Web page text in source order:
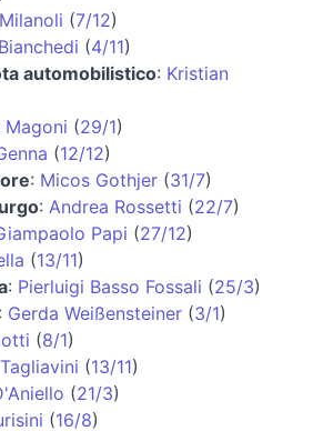
(7/12)
(4/11)
automobilistico: Kristian
Magoni (29/1)
(12/12)
: Micos Gothjer (31/7)
: Andrea Rossetti (22/7)
Papi (27/12)
(13/11)
: Pierluigi Basso Fossali (25/3)
: Gerda Weißensteiner (3/1)
(8/1)
(13/11)
(21/3)
(16/8)